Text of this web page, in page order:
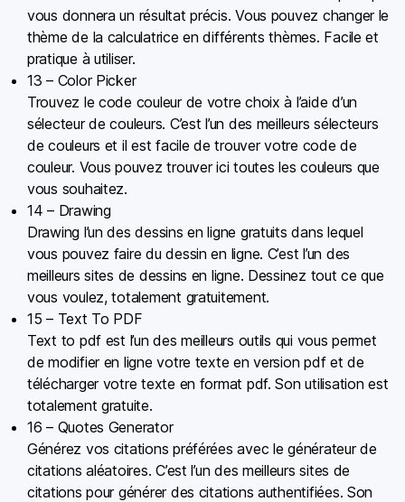
vous donnera un résultat précis. Vous pouvez changer le
thème de la calculatrice en différents thèmes. Facile et
pratique à utiliser.
13 – Color Picker
Trouvez le code couleur de votre choix à l’aide d’un
sélecteur de couleurs. C’est l’un des meilleurs sélecteurs
de couleurs et il est facile de trouver votre code de
couleur. Vous pouvez trouver ici toutes les couleurs que
vous souhaitez.
14 – Drawing
Drawing l’un des dessins en ligne gratuits dans lequel
vous pouvez faire du dessin en ligne. C’est l’un des
meilleurs sites de dessins en ligne. Dessinez tout ce que
vous voulez, totalement gratuitement.
15 – Text To PDF
Text to pdf est l’un des meilleurs outils qui vous permet
de modifier en ligne votre texte en version pdf et de
télécharger votre texte en format pdf. Son utilisation est
totalement gratuite.
16 – Quotes Generator
Générez vos citations préférées avec le générateur de
citations aléatoires. C’est l’un des meilleurs sites de
citations pour générer des citations authentifiées. Son